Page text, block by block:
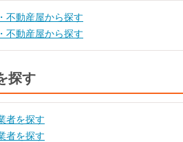
不動産屋から探す
不動産屋から探す
探す
者を探す
者を探す